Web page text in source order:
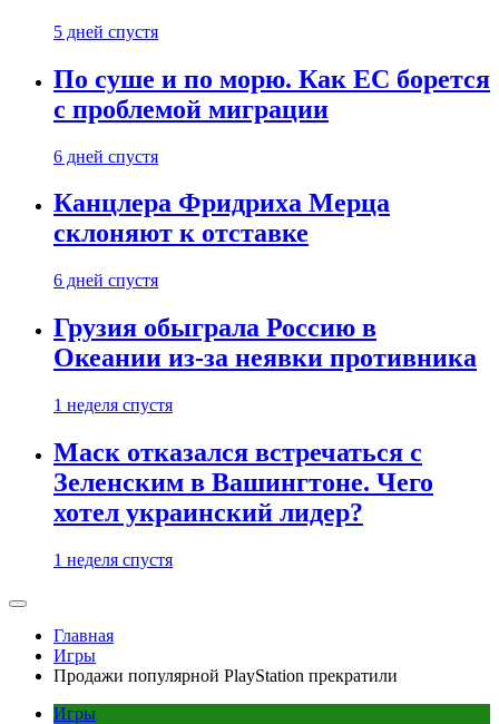
5 дней спустя
По суше и по морю. Как ЕС борется
с проблемой миграции
6 дней спустя
Канцлера Фридриха Мерца
склоняют к отставке
6 дней спустя
Грузия обыграла Россию в
Океании из-за неявки противника
1 неделя спустя
Маск отказался встречаться с
Зеленским в Вашингтоне. Чего
хотел украинский лидер?
1 неделя спустя
Главная
Игры
Продажи популярной PlayStation прекратили
Игры